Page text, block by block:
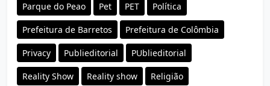
Parque do Peao Pet PET Política
Prefeitura de Barretos Prefeitura de Colômbia
Privacy Publieditorial PUblieditorial
Reality Show Reality show Religião